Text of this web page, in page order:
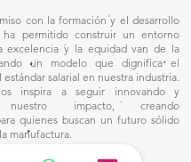
con la formación y el desarrollo
ha permitido construir un entorno
excelencia y la equidad van de la
un modelo que dignifica el
salarial en nuestra industria.
inspira a seguir innovando y
nuestro impacto, creando
quienes buscan un futuro sólido
manufactura.